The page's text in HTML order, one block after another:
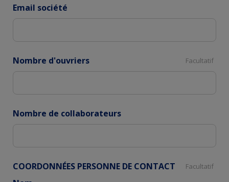
Email société
Nombre d'ouvriers Facultatif
Nombre de collaborateurs
COORDONNÉES PERSONNE DE CONTACT Facultatif